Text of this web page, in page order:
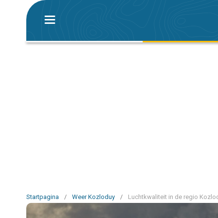
Startpagina / Weer Kozloduy / Luchtkwaliteit in de regio